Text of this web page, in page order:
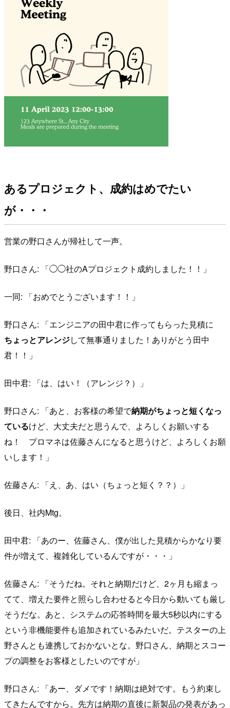
あるプロジェクト、成約はめでたい
が・・・
営業の野口さんが帰社して一声。
野口さん: 「◯◯社のAプロジェクト成約しました！！」
一同: 「おめでとうございます！！」
野口さん: 「エンジニアの田中君に作ってもらった見積に
ちょっとアレンジして無事通りました！ありがとう田中
君！！」
田中君: 「は、はい！（アレンジ？）」
野口さん: 「あと、お客様の希望で納期がちょっと短くなっ
ているけど、大丈夫だと思うんで、よろしくお願いする
ね！ プロマネは佐藤さんになると思うけど、よろしくお願
いします！」
佐藤さん: 「え、あ、はい（ちょっと短く？？）」
後日、社内Mtg。
田中君: 「あのー、佐藤さん、僕が出した見積からかなり要
件が増えて、複雑化しているんですが・・・」
佐藤さん: 「そうだね。それと納期だけど、2ヶ月も縮まっ
てて、増えた要件と照らし合わせると今日から動いても厳し
そうだな。あと、システムの応答時間を最大5秒以内にする
という非機能要件も追加されているみたいだ。テスターの上
野さんとも連携しておかないとな。野口さん、納期とスコー
プの調整をお客様としたいのですが」
野口さん: 「あー、ダメです！納期は絶対です。もう約束し
てきたんですから。先方は納期の直後に新製品の発表があっ